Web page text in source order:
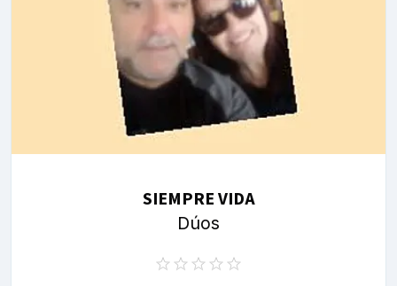
SIEMPRE VIDA
Dúos